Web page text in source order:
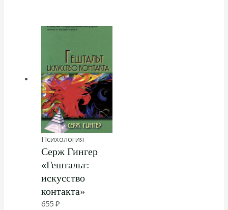
Психология
Серж Гингер
«Гештальт:
искусство
контакта»
655 ₽